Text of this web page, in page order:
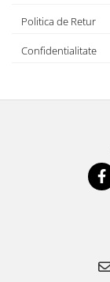
Politica de Retur
Confidentialitate